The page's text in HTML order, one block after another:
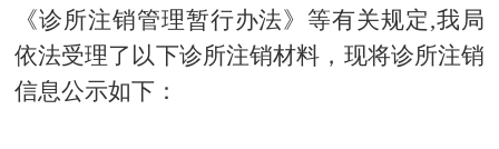
《诊所注销管理暂行办法》等有关规定,我局
依法受理了以下诊所注销材料，现将诊所注销
信息公示如下：